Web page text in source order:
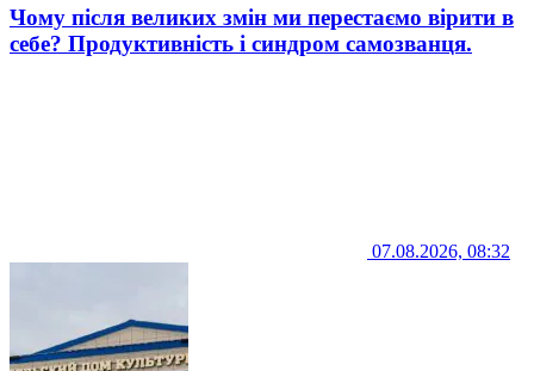
Чому після великих змін ми перестаємо вірити в
себе? Продуктивність і синдром самозванця.
07.08.2026, 08:32